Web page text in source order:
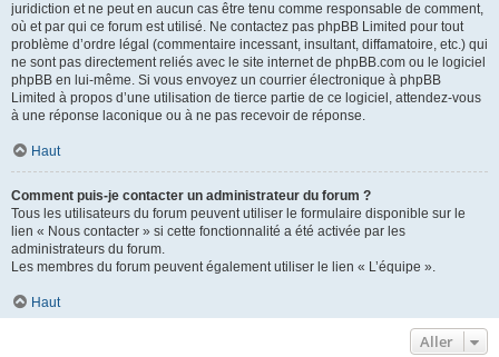
juridiction et ne peut en aucun cas être tenu comme responsable de comment,
où et par qui ce forum est utilisé. Ne contactez pas phpBB Limited pour tout
problème d’ordre légal (commentaire incessant, insultant, diffamatoire, etc.) qui
ne sont pas directement reliés avec le site internet de phpBB.com ou le logiciel
phpBB en lui-même. Si vous envoyez un courrier électronique à phpBB
Limited à propos d’une utilisation de tierce partie de ce logiciel, attendez-vous
à une réponse laconique ou à ne pas recevoir de réponse.
Haut
Comment puis-je contacter un administrateur du forum ?
Tous les utilisateurs du forum peuvent utiliser le formulaire disponible sur le
lien « Nous contacter » si cette fonctionnalité a été activée par les
administrateurs du forum.
Les membres du forum peuvent également utiliser le lien « L’équipe ».
Haut
Aller